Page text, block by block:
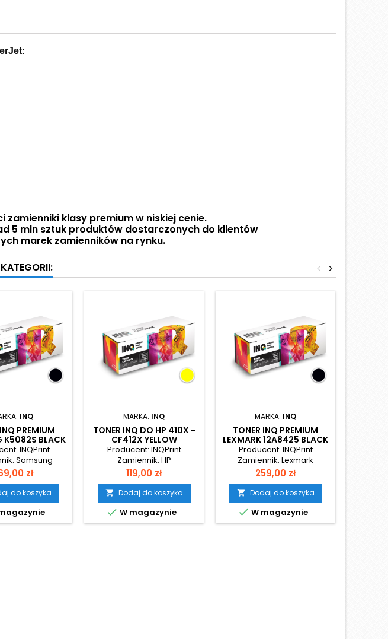
zamienniki klasy premium w niskiej cenie.
5 mln sztuk produktów dostarczonych do klientów
marek zamienników na rynku.
>
<
INQ
PREMIUM
K5082S BLACK
INQPrint
Samsung
zł
do koszyka
MARKA: INQ
TONER INQ DO HP 410X -
CF412X YELLOW
Producent: INQPrint
Zamiennik: HP
Cena
119,00 zł
 Dodaj do koszyka
 W magazynie
MARKA: INQ
TONER INQ PREMIUM
LEXMARK 12A8425 BLACK
Producent: INQPrint
Zamiennik: Lexmark
Cena
259,00 zł
 Dodaj do koszyka
 W magazynie